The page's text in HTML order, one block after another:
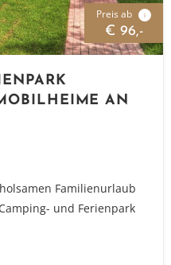
Preis ab i
€ 96,-
AN
Familienurlaub
und Ferienpark